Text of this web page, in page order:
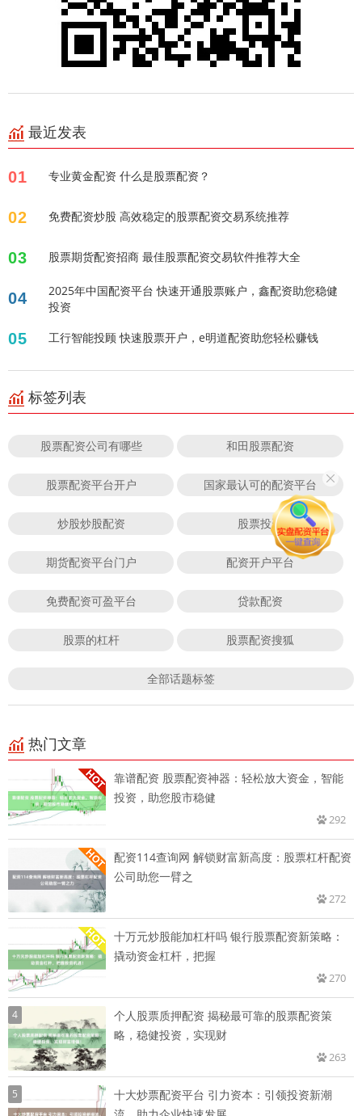
最近发表
01 专业黄金配资 什么是股票配资？
02 免费配资炒股 高效稳定的股票配资交易系统推荐
03 股票期货配资招商 最佳股票配资交易软件推荐大全
04
2025年中国配资平台 快速开通股票账户，鑫配资助您稳健
投资
05 工行智能投顾 快速股票开户，e明道配资助您轻松赚钱
标签列表
股票配资公司有哪些 和田股票配资
股票配资平台开户 国家最认可的配资平台
炒股炒股配资 股票投资
期货配资平台门户 配资开户平台
免费配资可盈平台 贷款配资
股票的杠杆 股票配资搜狐
全部话题标签
热门文章
靠谱配资 股票配资神器：轻松放大资金，智能
投资，助您股市稳健
292
配资114查询网 解锁财富新高度：股票杠杆配资
公司助您一臂之
272
十万元炒股能加杠杆吗 银行股票配资新策略：
撬动资金杠杆，把握
270
4
个人股票质押配资 揭秘最可靠的股票配资策
略，稳健投资，实现财
263
5
十大炒票配资平台 引力资本：引领投资新潮